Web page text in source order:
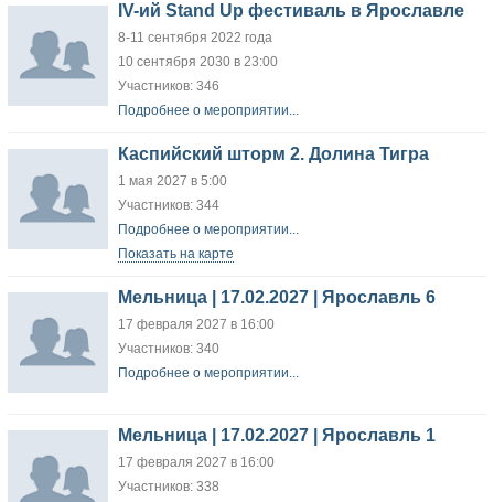
IV-ий Stand Up фестиваль в Ярославле
8-11 сентября 2022 года
10 сентября 2030 в 23:00
Участников: 346
Подробнее о мероприятии...
Каспийский шторм 2. Долина Тигра
1 мая 2027 в 5:00
Участников: 344
Подробнее о мероприятии...
Показать на карте
Мельница | 17.02.2027 | Ярославль 6
17 февраля 2027 в 16:00
Участников: 340
Подробнее о мероприятии...
Мельница | 17.02.2027 | Ярославль 1
17 февраля 2027 в 16:00
Участников: 338